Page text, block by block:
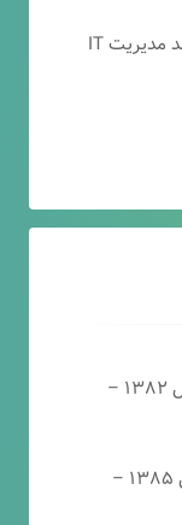
_مقطع کارشناسی ارشد: کارشناسی ارشد مدیریت IT
سال ۱۳۸۲ –
سال ۱۳۸۵ –